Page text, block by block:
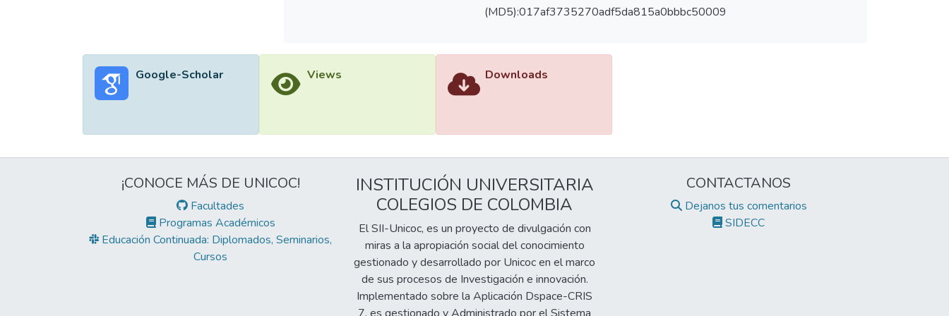
(MD5):017af3735270adf5da815a0bbbc50009
Google-Scholar Views Downloads
¡CONOCE MÁS DE UNICOC!
Facultades
Programas Académicos
Educación Continuada: Diplomados, Seminarios,
Cursos
INSTITUCIÓN UNIVERSITARIA
COLEGIOS DE COLOMBIA
El SII-Unicoc, es un proyecto de divulgación con
miras a la apropiación social del conocimiento
gestionado y desarrollado por Unicoc en el marco
de sus procesos de Investigación e innovación.
Implementado sobre la Aplicación Dspace-CRIS
CONTACTANOS
Dejanos tus comentarios
SIDECC